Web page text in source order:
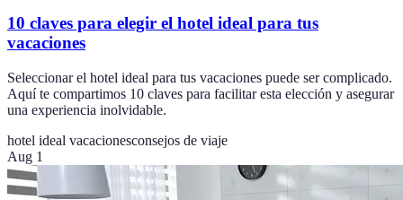
10 claves para elegir el hotel ideal para tus
vacaciones
Seleccionar el hotel ideal para tus vacaciones puede ser complicado.
Aquí te compartimos 10 claves para facilitar esta elección y asegurar
una experiencia inolvidable.
hotel ideal vacacionesconsejos de viaje
Aug 1